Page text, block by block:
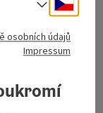
Volba
osobních údajů
Impressum